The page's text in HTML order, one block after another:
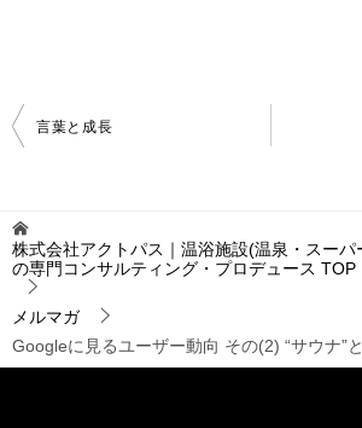
投
稿
ゲ
ー
シ
ョ
ン
言葉と成長
株式会社アクトパス｜温浴施設(温泉・スー
の専門コンサルティング・プロデュース TOP
メルマガ
Googleに見るユーザー動向 その(2) “サウナ”